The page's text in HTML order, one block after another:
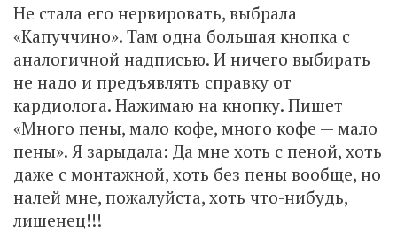
Не стала его нервировать, выбрала
«Капуччино». Там одна большая кнопка с
аналогичной надписью. И ничего выбирать
не надо и предъявлять справку от
кардиолога. Нажимаю на кнопку. Пишет
«Много пены, мало кофе, много кофе — мало
пены». Я зарыдала: Да мне хоть с пеной, хоть
даже с монтажной, хоть без пены вообще, но
налей мне, пожалуйста, хоть что-нибудь,
лишенец!!!